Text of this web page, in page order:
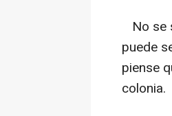
No se
puede
piense
colonia.